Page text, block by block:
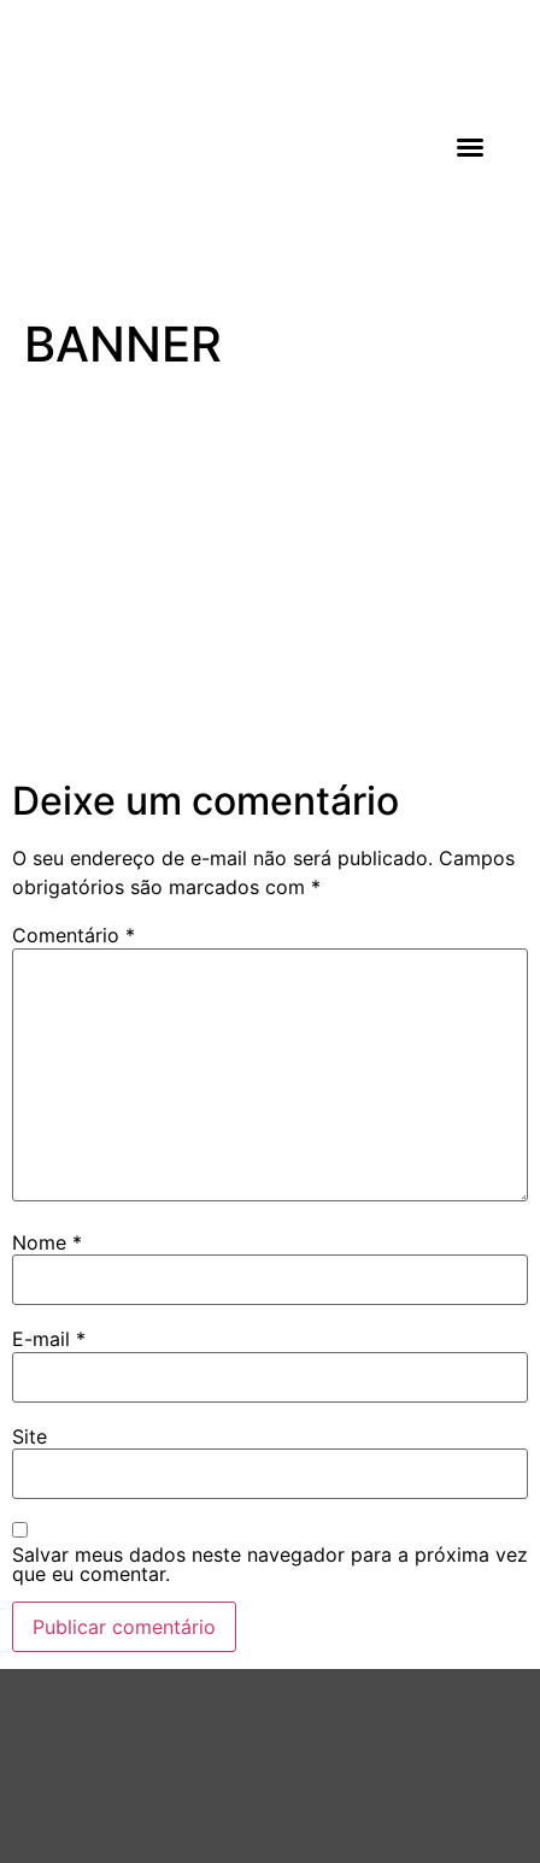
BANNER
Deixe um comentário
O seu endereço de e-mail não será publicado. Campos
obrigatórios são marcados com *
Comentário *
Nome *
E-mail *
Site
Salvar meus dados neste navegador para a próxima vez
que eu comentar.